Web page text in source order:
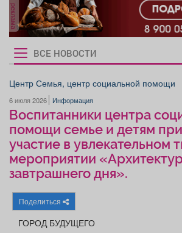
Объявления Недвижимость
Работа
Афиша Обучение
реклама
Рукбрики
новостей
ВСЕ НОВОСТИ
Центр Семья, центр социальной помощи
6 июля 2026 Информация
Воспитанники центра
помощи семье и детям
участие в увлекательном
мероприятии
завтрашнего дня».
Поделиться
ГОРОД БУДУЩЕГО